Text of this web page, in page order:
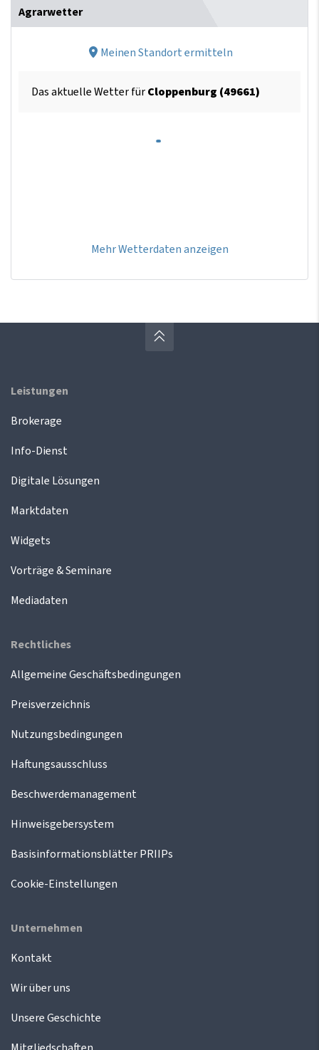
Agrarwetter
Meinen Standort ermitteln
Das aktuelle Wetter fürCloppenburg (49661)
Mehr Wetterdaten anzeigen
Leistungen
Brokerage
Info-Dienst
Digitale Lösungen
Marktdaten
Widgets
Vorträge & Seminare
Mediadaten
Rechtliches
Allgemeine Geschäftsbedingungen
Preisverzeichnis
Nutzungsbedingungen
Haftungsausschluss
Beschwerdemanagement
Hinweisgebersystem
Basisinformationsblätter PRIIPs
Cookie-Einstellungen
Unternehmen
Kontakt
Wir über uns
Unsere Geschichte